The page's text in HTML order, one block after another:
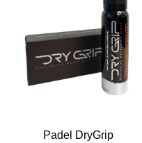
Padel DryGrip